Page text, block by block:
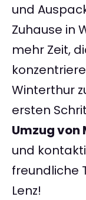
und
Zuhause in
mehr Zeit,
Winterthur
ersten
Umzug von
und
freundliche
Lenz!